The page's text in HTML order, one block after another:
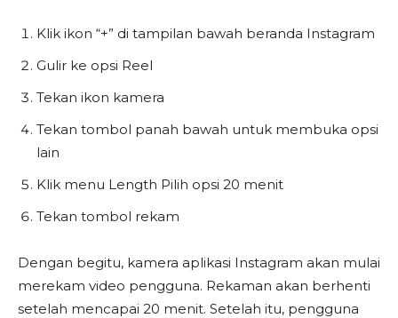
Klik ikon “+” di tampilan bawah beranda Instagram
Gulir ke opsi Reel
Tekan ikon kamera
Tekan tombol panah bawah untuk membuka opsi
lain
Klik menu Length Pilih opsi 20 menit
Tekan tombol rekam
Dengan begitu, kamera aplikasi Instagram akan mulai
merekam video pengguna. Rekaman akan berhenti
setelah mencapai 20 menit. Setelah itu, pengguna